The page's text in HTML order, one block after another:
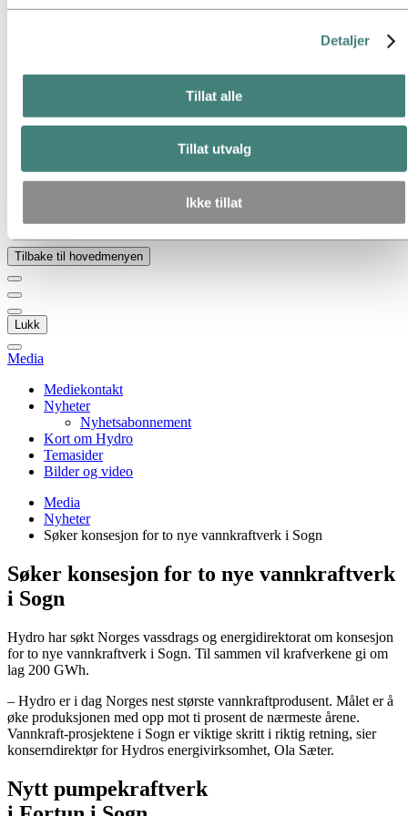
Detaljer
Tillat alle
Tillat utvalg
Ikke tillat
Gå til:Om Hydro
Industrier som betyr noe
Hydro-lokasjoner i Norge
Eierstyring og selskapsledelse
Stories by Hydro
Tilbake til hovedmenyen
Lukk
Media
Mediekontakt
Nyheter
Nyhetsabonnement
Kort om Hydro
Temasider
Bilder og video
Media
Nyheter
Søker konsesjon for to nye vannkraftverk i Sogn
Søker konsesjon for to nye vannkraftverk
i Sogn
Hydro har søkt Norges vassdrags og energidirektorat om konsesjon
for to nye vannkraftverk i Sogn. Til sammen vil krafverkene gi om
lag 200 GWh.
– Hydro er i dag Norges nest største vannkraftprodusent. Målet er å
øke produksjonen med opp mot ti prosent de nærmeste årene.
Vannkraft-prosjektene i Sogn er viktige skritt i riktig retning, sier
konserndirektør for Hydros energivirksomhet, Ola Sæter.
Nytt pumpekraftverk